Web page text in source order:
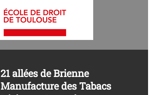
21 allées de Brienne
Manufacture des Tabacs